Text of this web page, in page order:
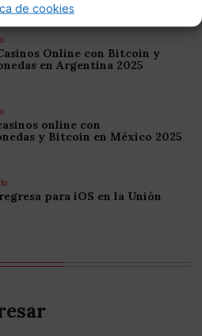
de cookies
Online con Bitcoin y
en Argentina 2025
online con
y Bitcoin en México 2025
para iOS en la Unión